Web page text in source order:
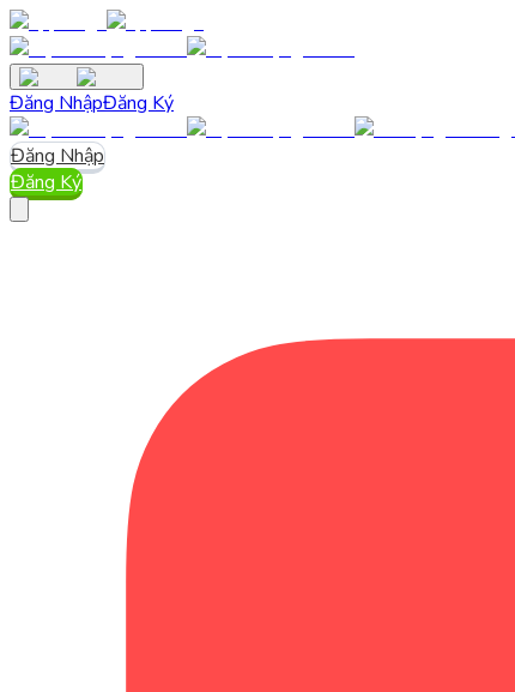
Đăng NhậpĐăng Ký
Đăng Nhập
Đăng Ký